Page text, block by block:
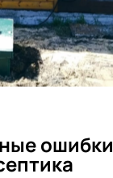
ошибки